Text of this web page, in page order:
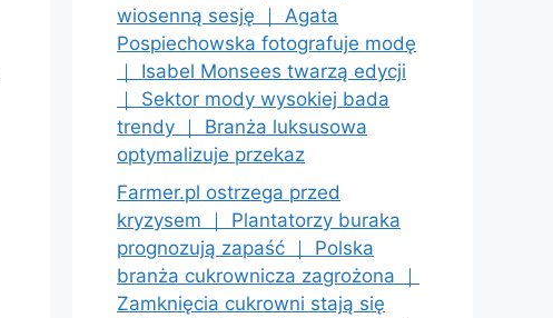
wiosenną sesję ｜ Agata
Pospiechowska fotografuje modę
｜ Isabel Monsees twarzą edycji
｜ Sektor mody wysokiej bada
trendy ｜ Branża luksusowa
optymalizuje przekaz
Farmer.pl ostrzega przed
kryzysem ｜ Plantatorzy buraka
prognozują zapaść ｜ Polska
branża cukrownicza zagrożona ｜
Zamknięcia cukrowni stają się